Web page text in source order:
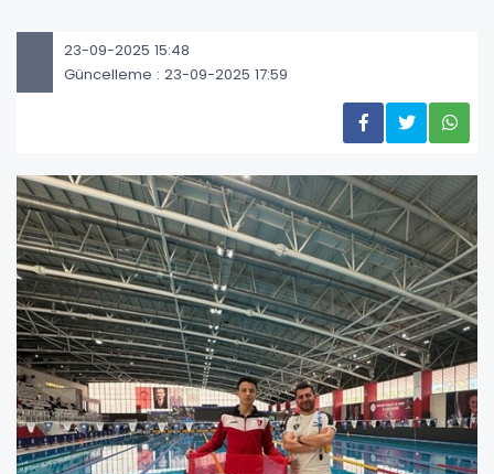
23-09-2025 15:48
Güncelleme : 23-09-2025 17:59